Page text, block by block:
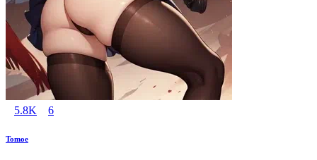
5.8K 6
Tomoe